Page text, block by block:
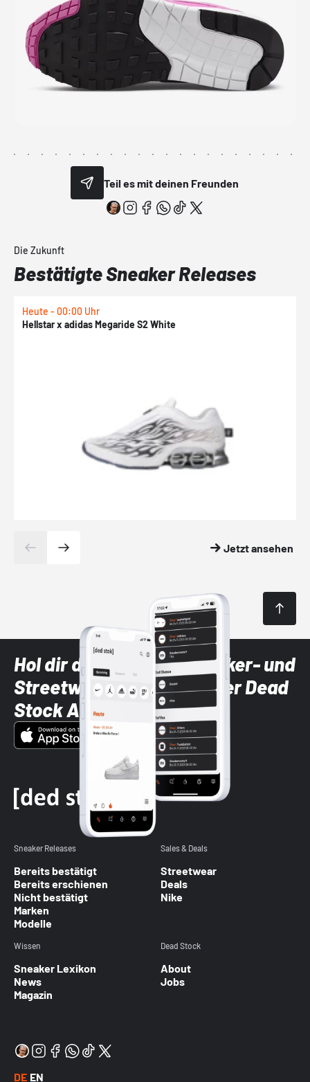
Teil es mit deinen Freunden
Die Zukunft
Bestätigte Sneaker Releases
Heute - 00:00 Uhr
Hellstar x adidas Megaride S2 White
Jetzt ansehen
Hol dir die neuesten Sneaker- und
Streetwear-Brands mit der Dead
Stock App
Sneaker Releases
Bereits bestätigt
Bereits erschienen
Nicht bestätigt
Marken
Modelle
Sales & Deals
Streetwear
Deals
Nike
Wissen
Sneaker Lexikon
News
Magazin
Dead Stock
About
Jobs
DE EN